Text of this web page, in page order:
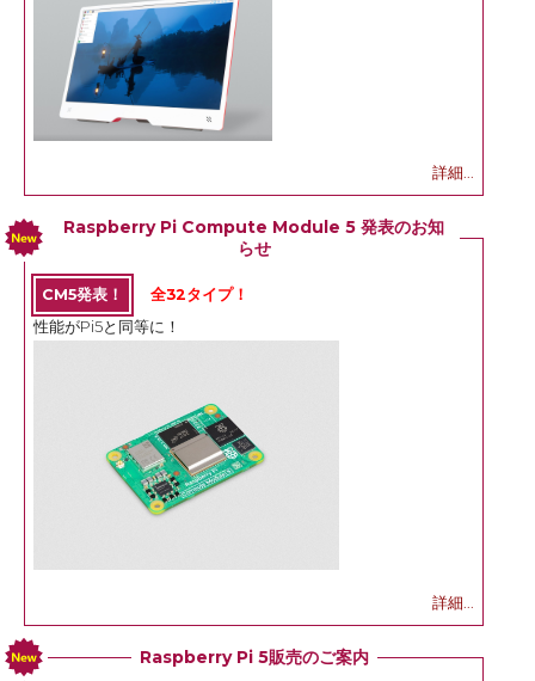
詳細...
Raspberry Pi Compute Module 5 発表のお知
らせ
CM5発表！
全32タイプ！
性能がPi5と同等に！
詳細...
Raspberry Pi 5販売のご案内